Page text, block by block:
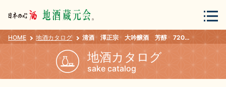
会員登録 ログイン
HOME 地酒カタログ 清酒 澤正宗 大吟醸酒 芳醇 720ml
地酒カタログ
sake catalog